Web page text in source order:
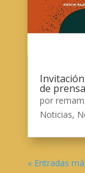
de
por
Noticias,
« Entradas